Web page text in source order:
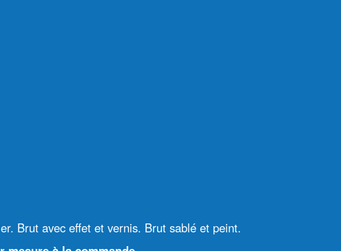
Brut avec effet et vernis. Brut sablé et peint.